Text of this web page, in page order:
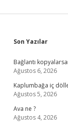
Son Yazılar
Bağlantı
Ağustos 6, 2026
Kaplumbağa iç
Ağustos 5, 2026
Ava ne ?
Ağustos 4, 2026